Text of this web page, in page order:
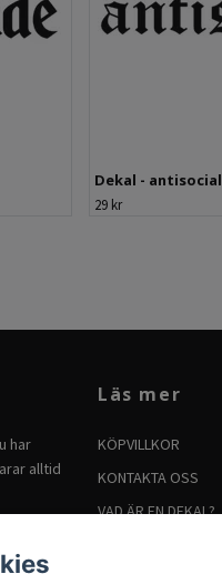
Dekal - antisocial
29 kr
har
alltid
Läs mer
KÖPVILLKOR
KONTAKTA OSS
VAD ÄR EN DEKAL?